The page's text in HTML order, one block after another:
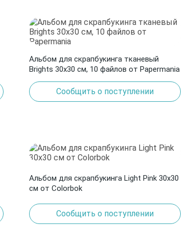
Альбом для скрапбукинга тканевый
Brights 30x30 см, 10 файлов от Papermania
Сообщить о поступлении
Альбом для скрапбукинга Light Pink 30х30
см от Colorbok
Сообщить о поступлении